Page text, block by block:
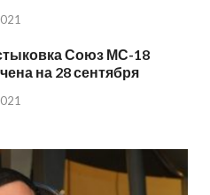
Союз МС-18
на 28 сентября